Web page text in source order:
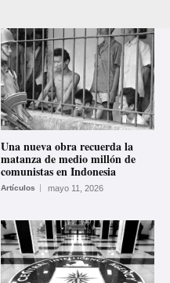
Una nueva obra recuerda la
matanza de medio millón de
comunistas en Indonesia
Artículos mayo 11, 2026